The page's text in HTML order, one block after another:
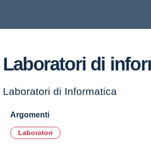
Laboratori di
Laboratori di Informatica
Argomenti
Laboratori